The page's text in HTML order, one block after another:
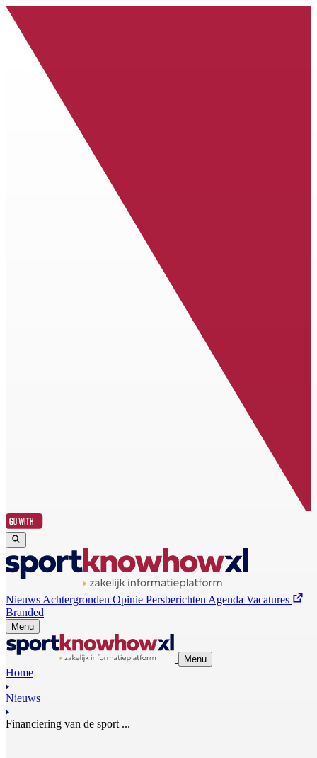
Nieuws Achtergronden Opinie Persberichten Agenda Vacatures
Branded
Menu
Menu
Home
Nieuws
Financiering van de sport ...